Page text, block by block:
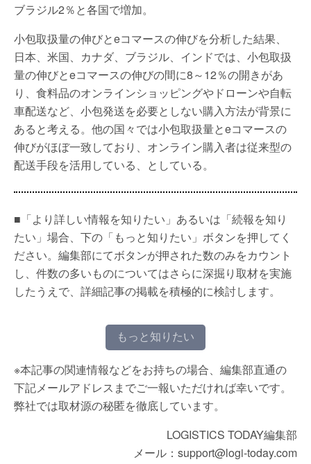
ブラジル2％と各国で増加。
小包取扱量の伸びとeコマースの伸びを分析した結果、
日本、米国、カナダ、ブラジル、インドでは、小包取扱
量の伸びとeコマースの伸びの間に8～12％の開きがあ
り、食料品のオンラインショッピングやドローンや自転
車配送など、小包発送を必要としない購入方法が背景に
あると考える。他の国々では小包取扱量とeコマースの
伸びがほぼ一致しており、オンライン購入者は従来型の
配送手段を活用している、としている。
■「より詳しい情報を知りたい」あるいは「続報を知り
たい」場合、下の「もっと知りたい」ボタンを押してく
ださい。編集部にてボタンが押された数のみをカウント
し、件数の多いものについてはさらに深掘り取材を実施
したうえで、詳細記事の掲載を積極的に検討します。
もっと知りたい
※本記事の関連情報などをお持ちの場合、編集部直通の
下記メールアドレスまでご一報いただければ幸いです。
弊社では取材源の秘匿を徹底しています。
LOGISTICS TODAY編集部
メール：support@logi-today.com